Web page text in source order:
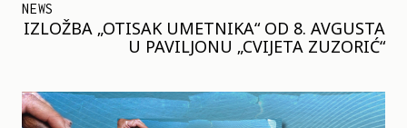
NEWS
IZLOŽBA „OTISAK UMETNIKA“ OD 8. AVGUSTA
U PAVILJONU „CVIJETA ZUZORIĆ“